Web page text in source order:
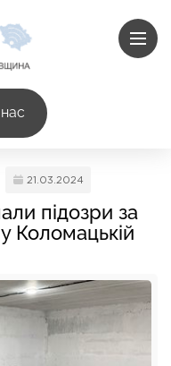
21.03.2024
підозри за
Коломацькій